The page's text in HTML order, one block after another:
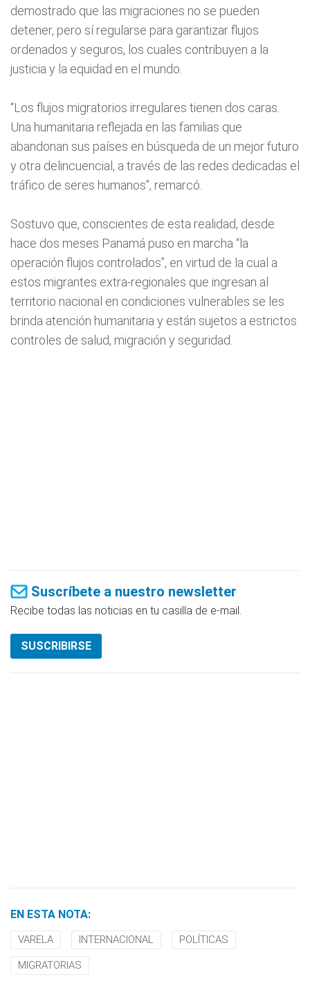
demostrado que las migraciones no se pueden
detener, pero sí regularse para garantizar flujos
ordenados y seguros, los cuales contribuyen a la
justicia y la equidad en el mundo.
“Los flujos migratorios irregulares tienen dos caras.
Una humanitaria reflejada en las familias que
abandonan sus países en búsqueda de un mejor futuro
y otra delincuencial, a través de las redes dedicadas el
tráfico de seres humanos”, remarcó.
Sostuvo que, conscientes de esta realidad, desde
hace dos meses Panamá puso en marcha “la
operación flujos controlados”, en virtud de la cual a
estos migrantes extra-regionales que ingresan al
territorio nacional en condiciones vulnerables se les
brinda atención humanitaria y están sujetos a estrictos
controles de salud, migración y seguridad.
Suscríbete a nuestro newsletter
Recibe todas las noticias en tu casilla de e-mail.
SUSCRIBIRSE
EN ESTA NOTA:
VARELA INTERNACIONAL POLÍTICAS
MIGRATORIAS